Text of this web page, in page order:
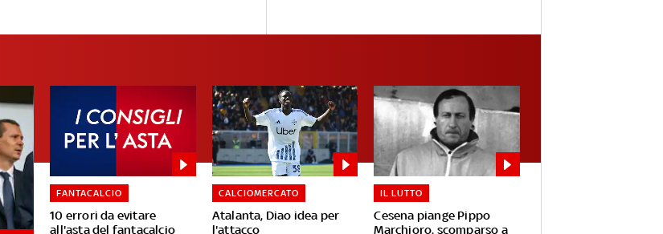
10 errori da evitare
all'asta del fantacalcio
FANTACALCIO
Atalanta, Diao idea per
l'attacco
CALCIOMERCATO
Cesena piange Pippo
Marchioro, scomparso a
IL LUTTO